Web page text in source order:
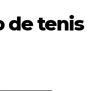
de tenis